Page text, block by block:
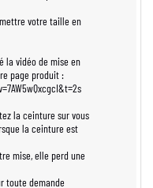
votre taille en
la vidéo de mise en
page produit :
la ceinture sur vous
la ceinture est
mise, elle perd une
toute demande